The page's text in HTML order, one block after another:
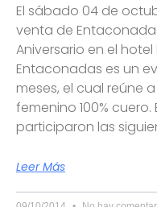
El sábado 04 de
venta de
Aniversario en el
Entaconadas es un
meses, el cual reúne
femenino 100%
participaron las
Leer Más